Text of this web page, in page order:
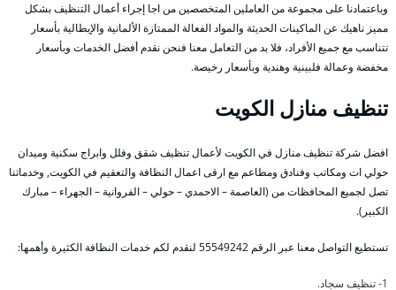
وباعتمادنا على مجموعة من العاملين المتخصصين من اجا إجراء أعمال التنظيف بشكل
مميز ناهيك عن الماكينات الحديثة والمواد الفعالة الممتازة الألمانية والإيطالية بأسعار
تتناسب مع جميع الأفراد، فلا بد من التعامل معنا فنحن نقدم أفضل الخدمات وبأسعار
مخفضة وعمالة فلبينية وهندية وبأسعار رخيصة.
تنظيف منازل الكويت
افضل شركة تنظيف منازل في الكويت لأعمال تنظيف شقق وفلل وابراج سكنية وميدان
حولي ات ومكاتب وفنادق ومطاعم مع ارقى اعمال النظافة والتعقيم في الكويت, وخدماتنا
تصل لجميع المحافظات من (العاصمة – الاحمدي – حولي – الفروانية – الجهراء – مبارك
الكبير).
تستطيع التواصل معنا عبر الرقم 55549242 لنقدم لكم خدمات النظافة الكثيرة وأهمها:
1- تنظيف سجاد.